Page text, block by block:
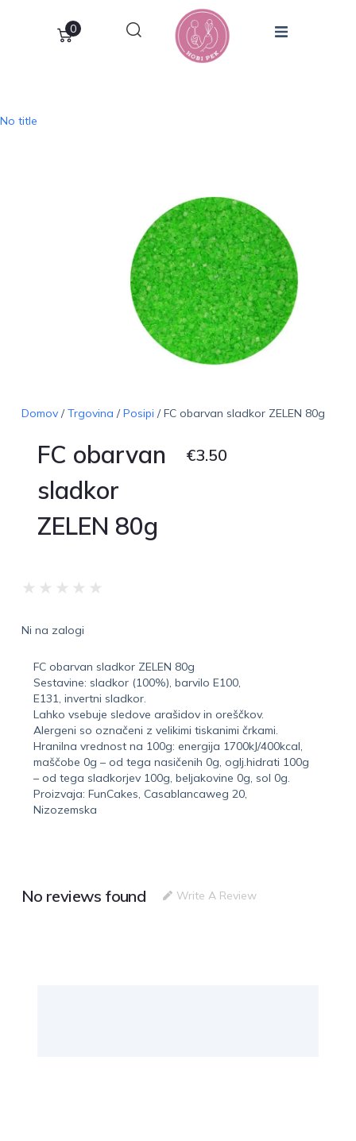
0
No title
Domov/Trgovina /Posipi / FC obarvan sladkor ZELEN 80g
FC obarvan
sladkor
ZELEN 80g
€3.50
★ ★ ★ ★ ★
Ni na zalogi
FC obarvan sladkor ZELEN 80g
Sestavine: sladkor (100%), barvilo E100,
E131, invertni sladkor.
Lahko vsebuje sledove arašidov in oreščkov.
Alergeni so označeni z velikimi tiskanimi črkami.
Hranilna vrednost na 100g: energija 1700kJ/400kcal,
maščobe 0g – od tega nasičenih 0g, oglj.hidrati 100g
– od tega sladkorjev 100g, beljakovine 0g, sol 0g.
Proizvaja: FunCakes, Casablancaweg 20,
Nizozemska
No reviews found Write A Review